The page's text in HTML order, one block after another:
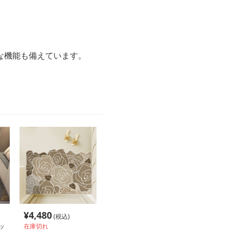
能も備えています。
¥4,480(税込)
在庫切れ